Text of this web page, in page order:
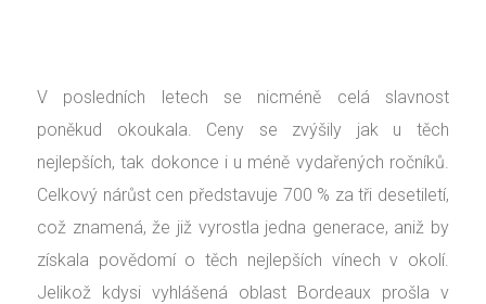
V posledních letech se nicméně celá slavnost
poněkud okoukala. Ceny se zvýšily jak u těch
nejlepších, tak dokonce i u méně vydařených ročníků.
Celkový nárůst cen představuje 700 % za tři desetiletí,
což znamená, že již vyrostla jedna generace, aniž by
získala povědomí o těch nejlepších vínech v okolí.
Jelikož kdysi vyhlášená oblast Bordeaux prošla v